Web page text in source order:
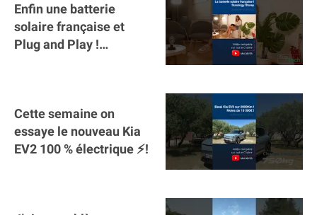
Enfin une batterie
solaire française et
Plug and Play !
Cette semaine on
essaye le nouveau Kia
EV2 100 % électrique ⚡️!